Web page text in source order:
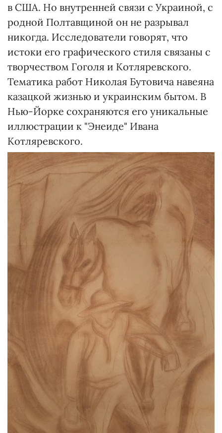
в США. Но внутренней связи с Украиной, с
родной Полтавщиной он не разрывал
никогда. Исследователи говорят, что
истоки его графического стиля связаны с
творчеством Гоголя и Котляревского.
Тематика работ Николая Бутовича навеяна
казацкой жизнью и украинским бытом. В
Нью-Йорке сохраняются его уникальные
иллюстрации к "Энеиде" Ивана
Котляревского.